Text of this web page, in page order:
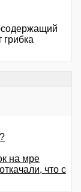
грибка
на мре
что с